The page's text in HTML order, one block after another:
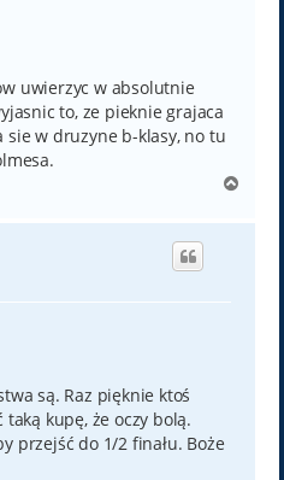
uwierzyc w absolutnie
to, ze pieknie grajaca
sie w druzyne b-klasy, no tu
g
są. Raz pięknie ktoś
kupę, że oczy bolą.
przejść do 1/2 finału. Boże